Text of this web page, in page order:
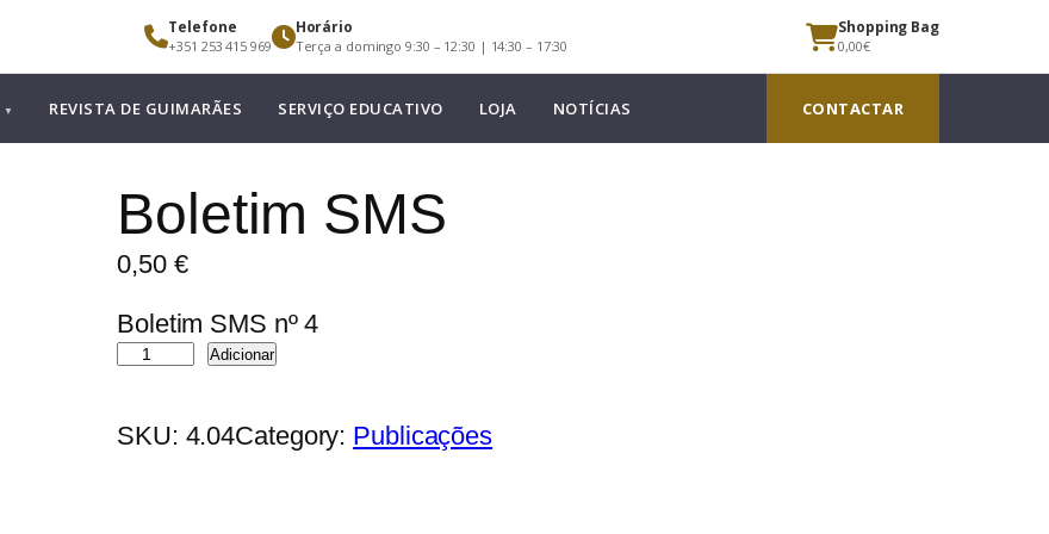
Telefone
+351 253 415 969
Horário
Terça a domingo 9:30 – 12:30 | 14:30 – 17:30
Shopping Bag
0,00€
REVISTA DE GUIMARÃES SERVIÇO EDUCATIVO LOJA NOTÍCIAS CONTACTAR
Boletim SMS
0,50 €
Boletim SMS nº 4
Q
a
Adicionar
SKU: 4.04Category: Publicações